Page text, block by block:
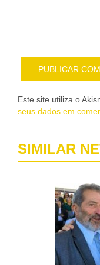
Este site utiliza o
seus dados em
SIMILAR